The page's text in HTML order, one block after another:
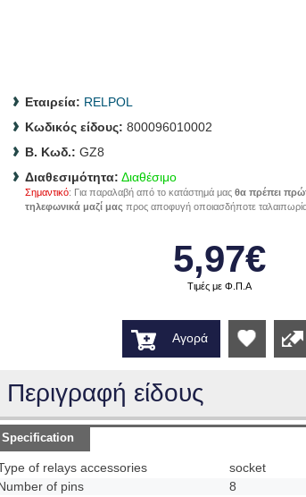
Εταιρεία: RELPOL
Κωδικός είδους: 800096010002
B. Κωδ.: GZ8
Διαθεσιμότητα: Διαθέσιμο
Σημαντικό: Για παραλαβή από το κατάστημά μας θα πρέπει
τηλεφωνικά μαζί μας προς αποφυγή οποιασδήποτε
5,97€
Τιμές με Φ.Π.Α
Αγορά
Περιγραφή είδους
Specification
of relays accessories
socket
of pins
8